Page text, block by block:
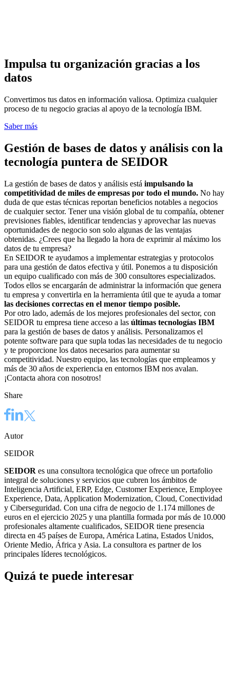
Impulsa tu organización gracias a los
datos
Convertimos tus datos en información valiosa. Optimiza cualquier
proceso de tu negocio gracias al apoyo de la tecnología IBM.
Saber más
Gestión de bases de datos y análisis con la
tecnología puntera de SEIDOR
La gestión de bases de datos y análisis está impulsando la
competitividad de miles de empresas por todo el mundo. No hay
duda de que estas técnicas reportan beneficios notables a negocios
de cualquier sector. Tener una visión global de tu compañía, obtener
previsiones fiables, identificar tendencias y aprovechar las nuevas
oportunidades de negocio son solo algunas de las ventajas
obtenidas. ¿Crees que ha llegado la hora de exprimir al máximo los
datos de tu empresa?
En SEIDOR te ayudamos a implementar estrategias y protocolos
para una gestión de datos efectiva y útil. Ponemos a tu disposición
un equipo cualificado con más de 300 consultores especializados.
Todos ellos se encargarán de administrar la información que genera
tu empresa y convertirla en la herramienta útil que te ayuda a tomar
las decisiones correctas en el menor tiempo posible.
Por otro lado, además de los mejores profesionales del sector, con
SEIDOR tu empresa tiene acceso a las últimas tecnologías IBM
para la gestión de bases de datos y análisis. Personalizamos el
potente software para que supla todas las necesidades de tu negocio
y te proporcione los datos necesarios para aumentar su
competitividad. Nuestro equipo, las tecnologías que empleamos y
más de 30 años de experiencia en entornos IBM nos avalan.
¡Contacta ahora con nosotros!
Share
Autor
SEIDOR
SEIDOR es una consultora tecnológica que ofrece un portafolio
integral de soluciones y servicios que cubren los ámbitos de
Inteligencia Artificial, ERP, Edge, Customer Experience, Employee
Experience, Data, Application Modernization, Cloud, Conectividad
y Ciberseguridad. Con una cifra de negocio de 1.174 millones de
euros en el ejercicio 2025 y una plantilla formada por más de 10.000
profesionales altamente cualificados, SEIDOR tiene presencia
directa en 45 países de Europa, América Latina, Estados Unidos,
Oriente Medio, África y Asia. La consultora es partner de los
principales líderes tecnológicos.
Quizá te puede interesar